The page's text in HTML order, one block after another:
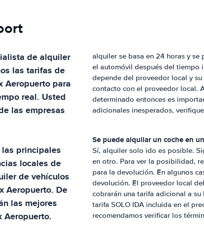
de alquiler
las tarifas de
Aeropuerto para
real. Usted
las empresas
principales
locales de
de vehículos
Aeropuerto. De
las mejores
Aeropuerto.
alquiler se basa en 24 horas y
el automóvil después del tiempo
depende del proveedor local y
contacto con el proveedor local.
determinado entonces es
adicionales inesperados,
Se puede alquilar un coche en
Sí, alquiler solo ido es posible.
en otro. Para ver la posibilidad,
para la devolución. En algunos
devolución. El proveedor local
cobrarán una tarifa adicional a
tarifa SOLO IDA incluida en el
recomendamos verificar los